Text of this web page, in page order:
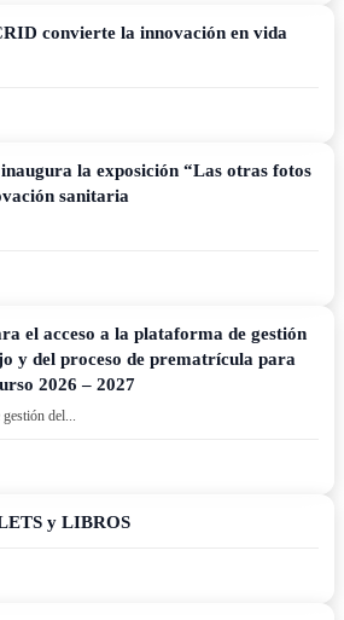
convierte la innovación en vida
la exposición “Las otras fotos
sanitaria
el acceso a la plataforma de gestión
y del proceso de prematrícula para
2026 – 2027
del...
y LIBROS